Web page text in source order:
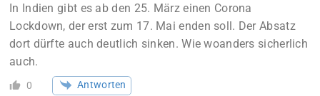
In Indien gibt es ab den 25. März einen Corona
Lockdown, der erst zum 17. Mai enden soll. Der Absatz
dort dürfte auch deutlich sinken. Wie woanders sicherlich
auch.
0 Antworten